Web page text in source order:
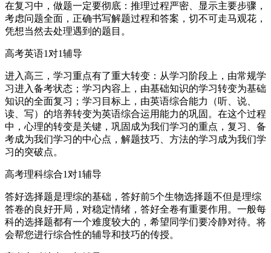
在复习中，做题一定要彻底：推理过程严密、显示主要步骤，
考虑问题全面，正确书写解题过程和答案，切不可走马观花，
凭想当然去处理遇到的题目。
高考英语1对1辅导
进入高三，学习重点有了重大转变：从学习阶段上，由常规学
习进入备考状态；学习内容上，由基础知识的学习转变为基础
知识的全面复习；学习目标上，由英语综合能力（听、说、
读、写）的培养转变为英语综合运用能力的巩固。在这个过程
中，心理的转变是关键，巩固成为我们学习的重点，复习、备
考成为我们学习的中心点，解题技巧、方法的学习成为我们学
习的突破点。
高考理科综合1对1辅导
答好选择题是理综的基础，答好前5个生物选择题不但是理综
答卷的良好开局，对稳定情绪，答好全卷有重要作用。一般每
科的选择题都有一个难度较大的，希望同学们要冷静对待。将
会帮您进行综合性的辅导和技巧的传授。